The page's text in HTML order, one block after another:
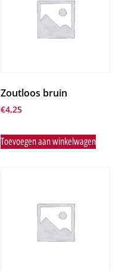
Zoutloos bruin
€4,25
Toevoegen aan winkelwagen